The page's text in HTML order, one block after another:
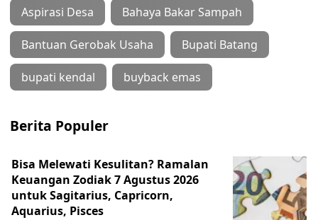
Aspirasi Desa Bahaya Bakar Sampah
Bantuan Gerobak Usaha Bupati Batang
bupati kendal buyback emas
Berita Populer
Bisa Melewati Kesulitan? Ramalan
Keuangan Zodiak 7 Agustus 2026
untuk Sagitarius, Capricorn,
Aquarius, Pisces